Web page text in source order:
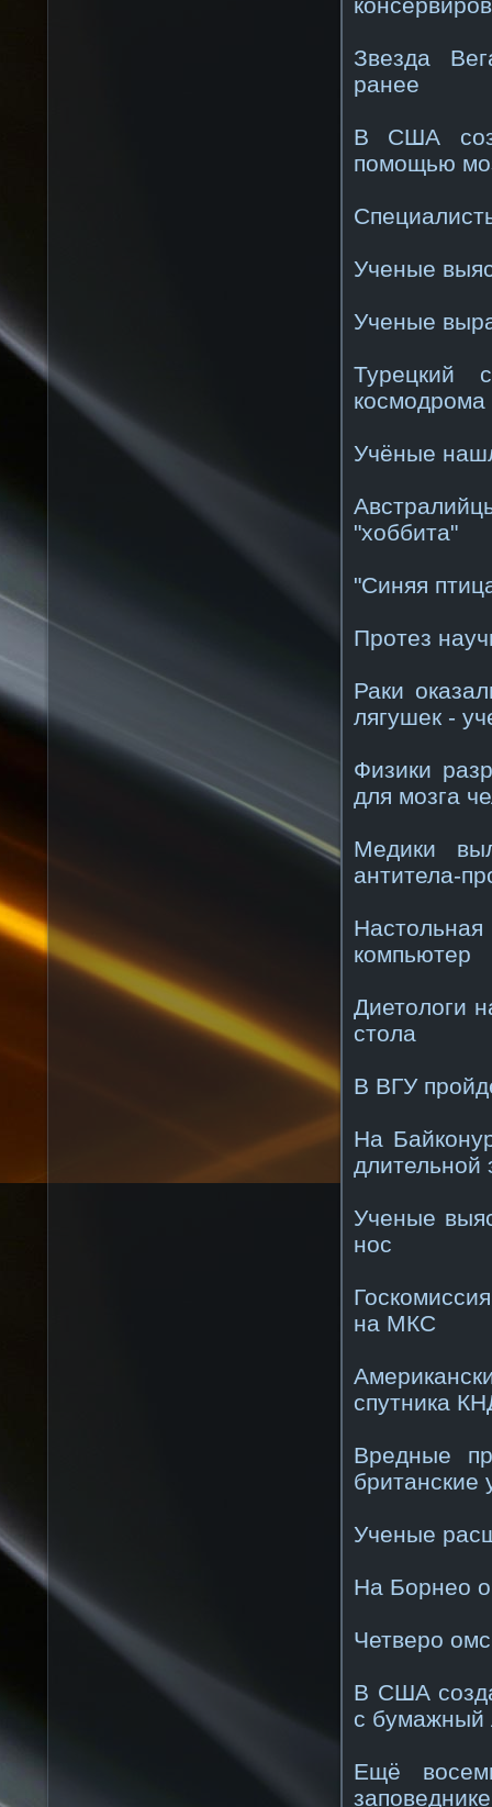
Звезда
ранее
В США
помощью
Ученые
Ученые
Турецкий
Учёные
"хоббита"
"Синяя
Протез
Раки
лягушек -
Физики
для мозга
Медики
антитела-
компьютер
Диетологи
стола
В ВГУ
На
Ученые
нос
на МКС
спутника
Вредные
британские
Ученые
На Борнео
Четверо
В США
с бумажный
Ещё